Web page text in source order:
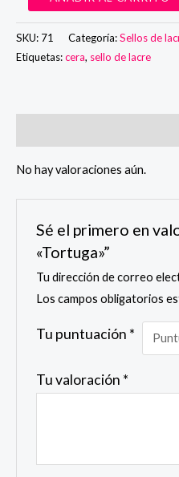
cantidad
SKU: 71 Categoría:Sellos de
Etiquetas:cera, sello de lacre
No hay valoraciones aún.
Sé el primero en
«Tortuga»”
Tu dirección de correo
Los campos obligatorios
Tu puntuación *
Tu valoración *